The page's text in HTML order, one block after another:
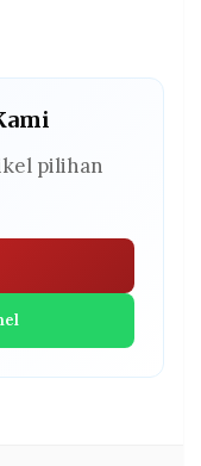
pilihan